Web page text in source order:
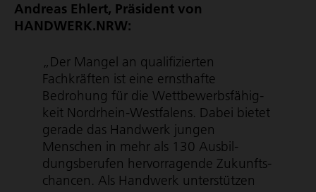
Andreas Ehlert, Präsident von
HANDWERK.NRW:
„Der Mangel an qualifizierten
Fachkräften ist eine ernsthafte
Bedrohung für die Wett­be­werbs­fä­hig­
keit Nordrhein-Westfalens. Dabei bietet
gerade das Handwerk jungen
Menschen in mehr als 130 Ausbil­
dungs­be­rufen hervorragende Zukunfts­
chancen. Als Handwerk unterstützen